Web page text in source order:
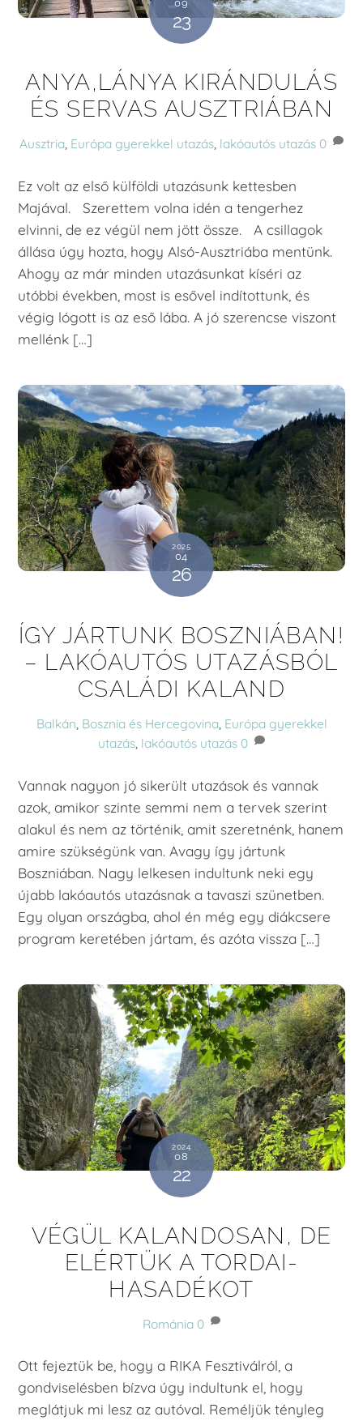
09
23
ANYA,LÁNYA KIRÁNDULÁS
ÉS SERVAS AUSZTRIÁBAN
Ausztria, Európa gyerekkel utazás, lakóautós utazás 0
Ez volt az első külföldi utazásunk kettesben
Majával. Szerettem volna idén a tengerhez
elvinni, de ez végül nem jött össze. A csillagok
állása úgy hozta, hogy Alsó-Ausztriába mentünk.
Ahogy az már minden utazásunkat kíséri az
utóbbi években, most is esővel indítottunk, és
végig lógott is az eső lába. A jó szerencse viszont
mellénk […]
2025
04
26
ÍGY JÁRTUNK BOSZNIÁBAN!
– LAKÓAUTÓS UTAZÁSBÓL
CSALÁDI KALAND
Balkán, Bosznia és Hercegovina, Európa gyerekkel
utazás, lakóautós utazás 0
Vannak nagyon jó sikerült utazások és vannak
azok, amikor szinte semmi nem a tervek szerint
alakul és nem az történik, amit szeretnénk, hanem
amire szükségünk van. Avagy így jártunk
Boszniában. Nagy lelkesen indultunk neki egy
újabb lakóautós utazásnak a tavaszi szünetben.
Egy olyan országba, ahol én még egy diákcsere
program keretében jártam, és azóta vissza […]
2024
08
22
VÉGÜL KALANDOSAN, DE
ELÉRTÜK A TORDAI-
HASADÉKOT
Románia 0
Ott fejeztük be, hogy a RIKA Fesztiválról, a
gondviselésben bízva úgy indultunk el, hogy
meglátjuk mi lesz az autóval. Reméljük tényleg